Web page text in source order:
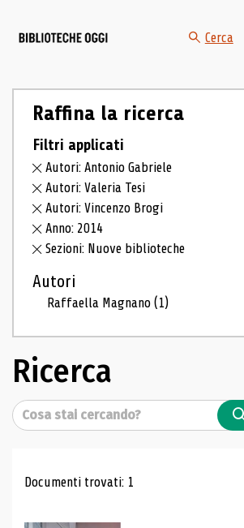
Cerca
Raffina la ricerca
Filtri applicati
Autori: Antonio Gabriele
Autori: Valeria Tesi
Autori: Vincenzo Brogi
Anno: 2014
Sezioni: Nuove biblioteche
Autori
Raffaella Magnano(1)
Ricerca
Cerca
Risultati di ricerca
Documenti trovati: 1